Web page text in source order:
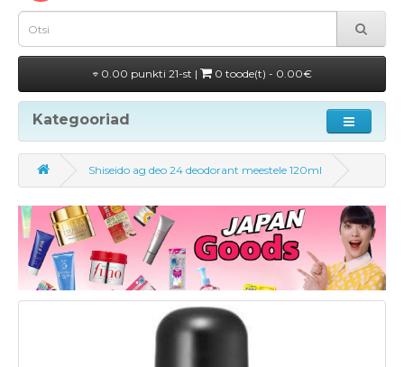
0.00 punkti 21-st | 0 toode(t) - 0.00€
Kategooriad
Shiseido ag deo 24 deodorant meestele 120ml